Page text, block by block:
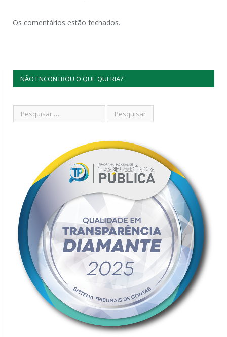
Os comentários estão fechados.
NÃO ENCONTROU O QUE QUERIA?